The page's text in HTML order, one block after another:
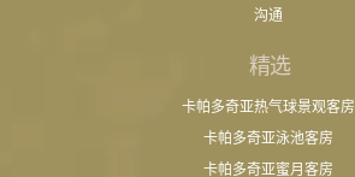
沟通
精选
卡帕多奇亚热气球景观客房
卡帕多奇亚泳池客房
卡帕多奇亚蜜月客房